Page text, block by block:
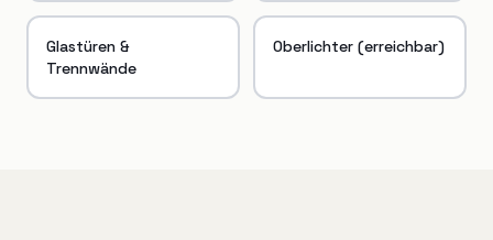
Glastüren &
Trennwände
Oberlichter (erreichbar)